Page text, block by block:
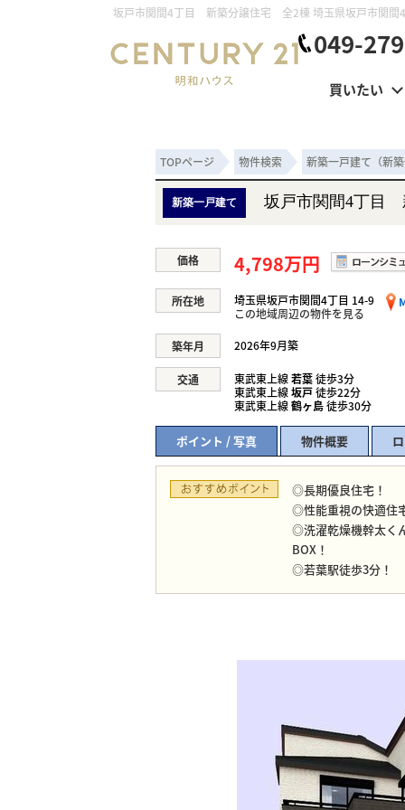
049-
買いたい
TOPページ 物件検索 新築一戸建て（新
新築一戸建て 坂戸市関間4丁目
価格 4,798万円
所在地 埼玉県坂戸市関間4丁目 14-9
この地域周辺の物件を見る
築年月 2026年9月築
交通 東武東上線若葉徒歩3分
東武東上線坂戸徒歩22分
東武東上線鶴ヶ島徒歩30分
ポイント / 写真 物件概要
◎長期優良住宅！
◎性能重視の快適住
◎洗濯乾燥機幹太く
BOX！
◎若葉駅徒歩3分！